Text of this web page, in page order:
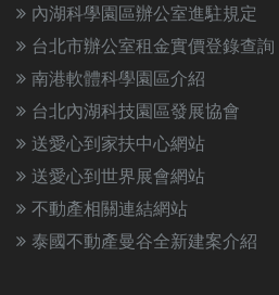
內湖科學園區辦公室進駐規定
台北市辦公室租金實價登錄查詢
南港軟體科學園區介紹
台北內湖科技園區發展協會
送愛心到家扶中心網站
送愛心到世界展會網站
不動產相關連結網站
泰國不動產曼谷全新建案介紹